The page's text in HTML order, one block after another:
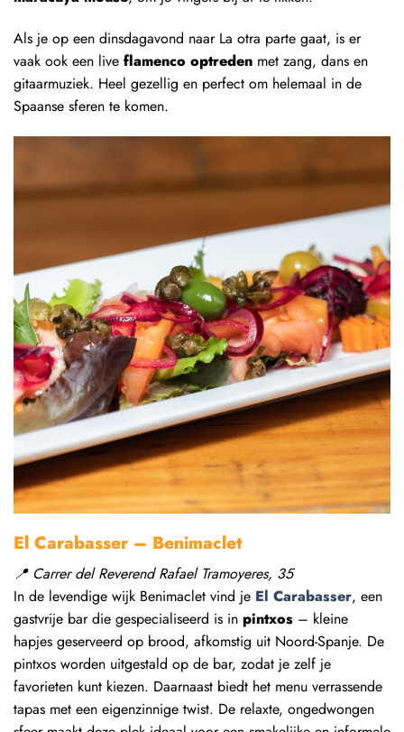
Als je op een dinsdagavond naar La otra parte gaat, is er
vaak ook een live flamenco optreden met zang, dans en
gitaarmuziek. Heel gezellig en perfect om helemaal in de
Spaanse sferen te komen.
El Carabasser – Benimaclet
📍 Carrer del Reverend Rafael Tramoyeres, 35
In de levendige wijk Benimaclet vind je El Carabasser, een
gastvrije bar die gespecialiseerd is in pintxos – kleine
hapjes geserveerd op brood, afkomstig uit Noord-Spanje. De
pintxos worden uitgestald op de bar, zodat je zelf je
favorieten kunt kiezen. Daarnaast biedt het menu verrassende
tapas met een eigenzinnige twist. De relaxte, ongedwongen